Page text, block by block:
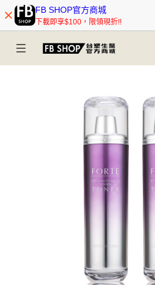
FB SHOP官方商城
下載即享$100，限領現折!!